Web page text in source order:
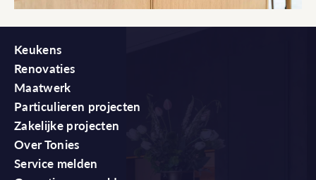
Keukens
Renovaties
Maatwerk
Particulieren projecten
Zakelijke projecten
Over Tonies
Service melden